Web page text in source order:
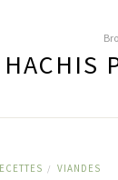
HACHIS
/ VIANDES